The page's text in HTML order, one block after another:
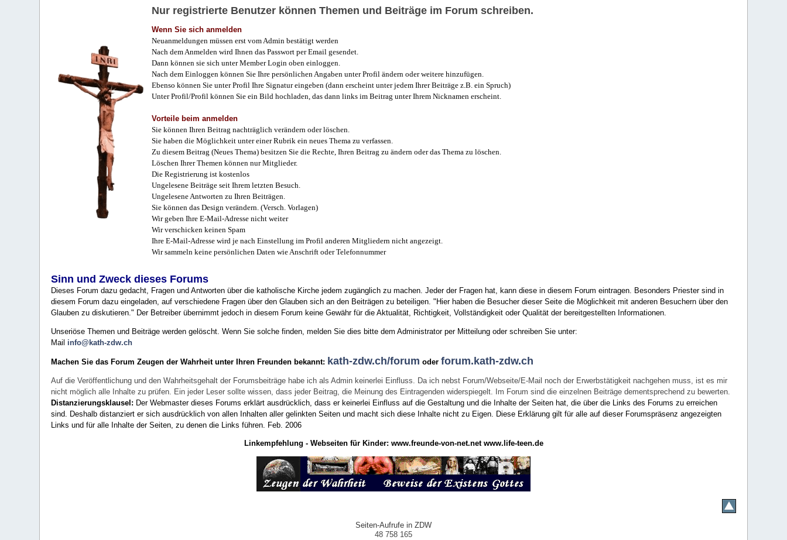
Nur registrierte Benutzer können Themen und Beiträge im Forum schreiben.
Wenn Sie sich anmelden
Neuanmeldungen müssen erst vom Admin bestätigt werden
Nach dem Anmelden wird Ihnen das Passwort per Email gesendet.
Dann können sie sich unter Member Login oben einloggen.
Nach dem Einloggen können Sie Ihre persönlichen Angaben unter Profil ändern oder weitere hinzufügen.
Ebenso können Sie unter Profil Ihre Signatur eingeben (dann erscheint unter jedem Ihrer Beiträge z.B. ein Spruch)
Unter Profil/Profil können Sie ein Bild hochladen, das dann links im Beitrag unter Ihrem Nicknamen erscheint.
Vorteile beim anmelden
Sie können Ihren Beitrag nachträglich verändern oder löschen.
Sie haben die Möglichkeit unter einer Rubrik ein neues Thema zu verfassen.
Zu diesem Beitrag (Neues Thema) besitzen Sie die Rechte, Ihren Beitrag zu ändern oder das Thema zu löschen.
Löschen Ihrer Themen können nur Mitglieder.
Die Registrierung ist kostenlos
Ungelesene Beiträge seit Ihrem letzten Besuch.
Ungelesene Antworten zu Ihren Beiträgen.
Sie können das Design verändern. (Versch. Vorlagen)
Wir geben Ihre E-Mail-Adresse nicht weiter
Wir verschicken keinen Spam
Ihre E-Mail-Adresse wird je nach Einstellung im Profil anderen Mitgliedern nicht angezeigt.
Wir sammeln keine persönlichen Daten wie Anschrift oder Telefonnummer
Sinn und Zweck dieses Forums
Dieses Forum dazu gedacht, Fragen und Antworten über die katholische Kirche jedem zugänglich zu machen. Jeder der Fragen hat, kann diese in diesem Forum eintragen. Besonders Priester sind in
diesem Forum dazu eingeladen, auf verschiedene Fragen über den Glauben sich an den Beiträgen zu beteiligen. "Hier haben die Besucher dieser Seite die Möglichkeit mit anderen Besuchern über den
Glauben zu diskutieren." Der Betreiber übernimmt jedoch in diesem Forum keine Gewähr für die Aktualität, Richtigkeit, Vollständigkeit oder Qualität der bereitgestellten Informationen.
Unseriöse Themen und Beiträge werden gelöscht. Wenn Sie solche finden, melden Sie dies bitte dem Administrator per Mitteilung oder schreiben Sie unter:
Mail info@kath-zdw.ch
Machen Sie das Forum Zeugen der Wahrheit unter Ihren Freunden bekannt: kath-zdw.ch/forum oderforum.kath-zdw.ch
Auf die Veröffentlichung und den Wahrheitsgehalt der Forumsbeiträge habe ich als Admin keinerlei Einfluss. Da ich nebst Forum/Webseite/E-Mail noch der Erwerbstätigkeit nachgehen muss, ist es mir
nicht möglich alle Inhalte zu prüfen. Ein jeder Leser sollte wissen, dass jeder Beitrag, die Meinung des Eintragenden widerspiegelt. Im Forum sind die einzelnen Beiträge dementsprechend zu bewerten.
Distanzierungsklausel: Der Webmaster dieses Forums erklärt ausdrücklich, dass er keinerlei Einfluss auf die Gestaltung und die Inhalte der Seiten hat, die über die Links des Forums zu erreichen
sind. Deshalb distanziert er sich ausdrücklich von allen Inhalten aller gelinkten Seiten und macht sich diese Inhalte nicht zu Eigen. Diese Erklärung gilt für alle auf dieser Forumspräsenz angezeigten
Links und für alle Inhalte der Seiten, zu denen die Links führen. Feb. 2006
Linkempfehlung - Webseiten für Kinder: www.freunde-von-net.net www.life-teen.de
Seiten-Aufrufe in ZDW
48 758 165